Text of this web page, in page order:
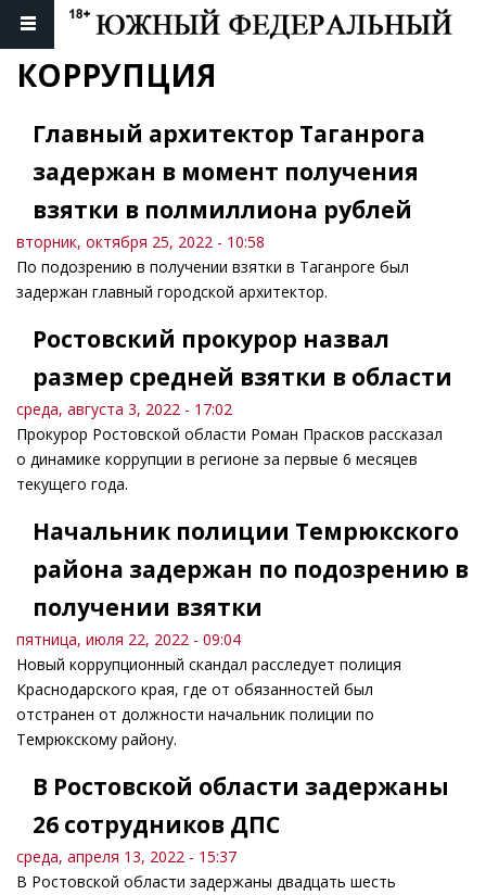
КОРРУПЦИЯ
Главный архитектор Таганрога
задержан в момент получения
взятки в полмиллиона рублей
вторник, октября 25, 2022 - 10:58
По подозрению в получении взятки в Таганроге был
задержан главный городской архитектор.
Ростовский прокурор назвал
размер средней взятки в области
среда, августа 3, 2022 - 17:02
Прокурор Ростовской области Роман Прасков рассказал
о динамике коррупции в регионе за первые 6 месяцев
текущего года.
Начальник полиции Темрюкского
района задержан по подозрению в
получении взятки
пятница, июля 22, 2022 - 09:04
Новый коррупционный скандал расследует полиция
Краснодарского края, где от обязанностей был
отстранен от должности начальник полиции по
Темрюкскому району.
В Ростовской области задержаны
26 сотрудников ДПС
среда, апреля 13, 2022 - 15:37
В Ростовской области задержаны двадцать шесть